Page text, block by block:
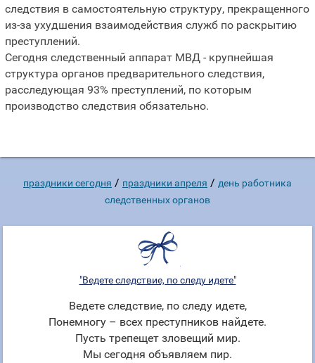
следствия в самостоятельную структуру, прекращенного
из-за ухудшения взаимодействия служб по раскрытию
преступлений.
Сегодня следственный аппарат МВД - крупнейшая
структура органов предварительного следствия,
расследующая 93% преступлений, по которым
производство следствия обязательно.
праздники сегодня / праздники апреля / день работника
следственных органов
"Ведете следствие, по следу идете"
Ведете следствие, по следу идете,
Понемногу – всех преступников найдете.
Пусть трепещет зловещий мир.
Мы сегодня объявляем пир.